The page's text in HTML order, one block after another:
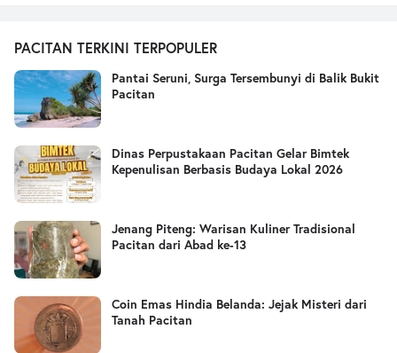
PACITAN TERKINI TERPOPULER
Pantai Seruni, Surga Tersembunyi di Balik Bukit
Pacitan
Dinas Perpustakaan Pacitan Gelar Bimtek
Kepenulisan Berbasis Budaya Lokal 2026
Jenang Piteng: Warisan Kuliner Tradisional
Pacitan dari Abad ke-13
Coin Emas Hindia Belanda: Jejak Misteri dari
Tanah Pacitan